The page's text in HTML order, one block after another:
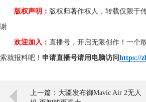
版权声明： 版权归著作权人，转载仅限于
谢
欢迎加入： 直播号，开启无限创作！一个
索就报料吧！ 申请直播号请用电脑访问https://
上一篇：大疆发布御Mavic Air 2无人